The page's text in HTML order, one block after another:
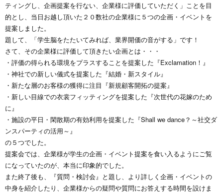
ティングし、企画提案を行ない、企業様に評価していただく」ことを目
的とし、当日お越し頂いた２０数社の企業様に５つの企画・イベントを
提案しました。
題して、「学生脳をたたいてみれば、業界開価の音がする」です！
さて、その企業様に評価して頂きたい企画とは・・・
・評価の得られる環境をプラスすることを提案した『Exclamation！』
・神社での新しい儀式を提案した『結婚・新スタイル』
・新たな層のお客様の獲得に注目『新規顧客開拓の提案』
・新しい目線での衣裳フィッティングを提案した『次世代の花嫁のため
に』
・施設の平日・閑散期の有効利用を提案した『Shall we dance？～社交ダ
ンスパーティの活用～』
の５つでした。
提案会では、企業様が学生の企画・イベント提案を食い入るようにご覧
になっていたのが、本当に印象的でした。
また終了後も、『質問・検討会』と題し、より詳しく企画・イベントの
中身を紹介したり、企業様からの疑問や質問にお答えする時間を設けま